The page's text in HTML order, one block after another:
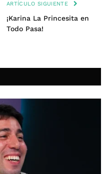
ARTÍCULO SIGUIENTE
¡Karina La Princesita en
Todo Pasa!